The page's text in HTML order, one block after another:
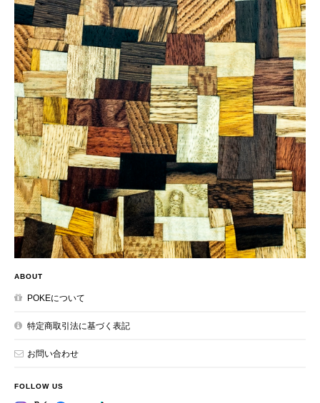
ABOUT
POKEについて
特定商取引法に基づく表記
お問い合わせ
FOLLOW US